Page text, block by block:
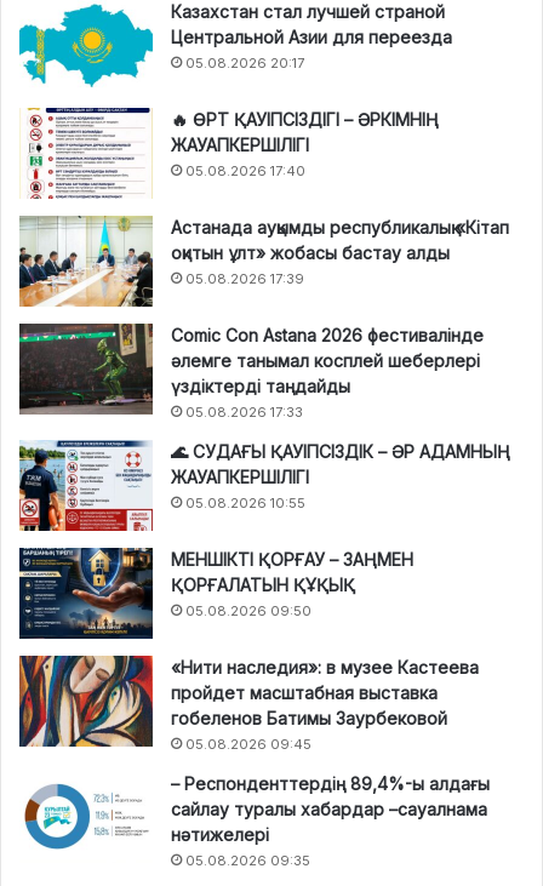
Казахстан стал лучшей страной
Центральной Азии для переезда
05.08.2026 20:17
🔥 ӨРТ ҚАУІПСІЗДІГІ – ӘРКІМНІҢ
ЖАУАПКЕРШІЛІГІ
05.08.2026 17:40
Астанада ауқымды республикалық «Кітап
оқитын ұлт» жобасы бастау алды
05.08.2026 17:39
Comic Con Astana 2026 фестивалінде
әлемге танымал косплей шеберлері
үздіктерді таңдайды
05.08.2026 17:33
🌊 СУДАҒЫ ҚАУІПСІЗДІК – ӘР АДАМНЫҢ
ЖАУАПКЕРШІЛІГІ
05.08.2026 10:55
МЕНШІКТІ ҚОРҒАУ – ЗАҢМЕН
ҚОРҒАЛАТЫН ҚҰҚЫҚ
05.08.2026 09:50
«Нити наследия»: в музее Кастеева
пройдет масштабная выставка
гобеленов Батимы Заурбековой
05.08.2026 09:45
– Респонденттердің 89,4%-ы алдағы
сайлау туралы хабардар –сауалнама
нәтижелері
05.08.2026 09:35